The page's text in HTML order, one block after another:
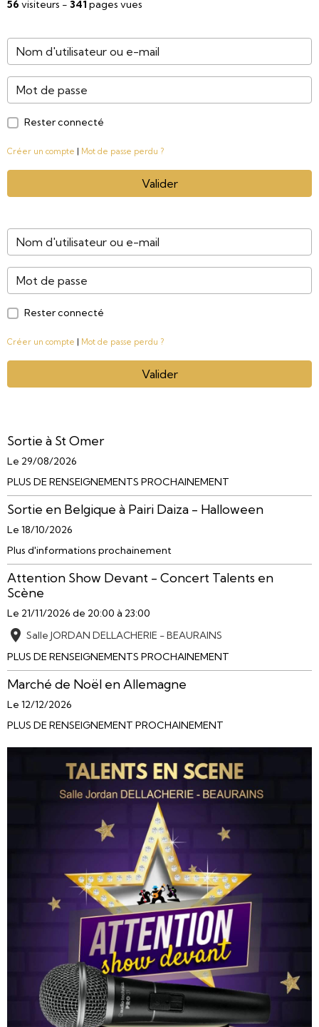
56 visiteurs - 341 pages vues
Rester connecté
Créer un compte Mot de passe perdu ?
Valider
Rester connecté
Créer un compte Mot de passe perdu ?
Valider
Sortie à St Omer
Le 29/08/2026
PLUS DE RENSEIGNEMENTS PROCHAINEMENT
Sortie en Belgique à Pairi Daiza - Halloween
Le 18/10/2026
Plus d'informations prochainement
Attention Show Devant - Concert Talents en
Scène
Le 21/11/2026 de 20:00 à 23:00
Salle JORDAN DELLACHERIE - BEAURAINS
PLUS DE RENSEIGNEMENTS PROCHAINEMENT
Marché de Noël en Allemagne
Le 12/12/2026
PLUS DE RENSEIGNEMENT PROCHAINEMENT